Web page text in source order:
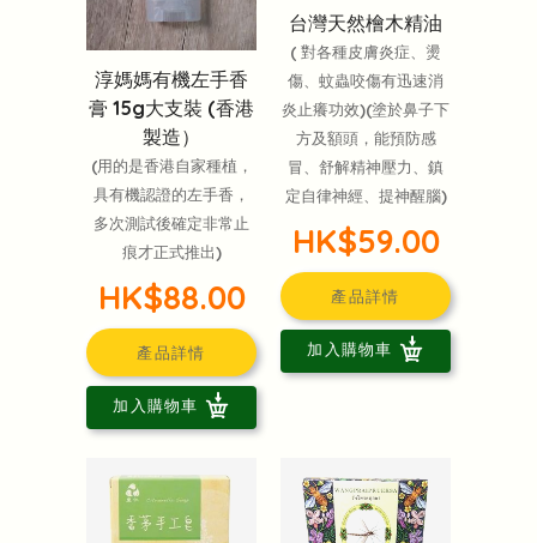
淳媽媽有機左手香
膏 15g大支裝 (香港
製造）
(用的是香港自家種植，
具有機認證的左手香，
多次測試後確定非常止
痕才正式推出)
HK$88.00
產品詳情
加入購物車
台灣天然檜木精油
( 對各種皮膚炎症、燙
傷、蚊蟲咬傷有迅速消
炎止癢功效)(塗於鼻子下
方及額頭，能預防感
冒、舒解精神壓力、鎮
定自律神經、提神醒腦)
HK$59.00
產品詳情
加入購物車